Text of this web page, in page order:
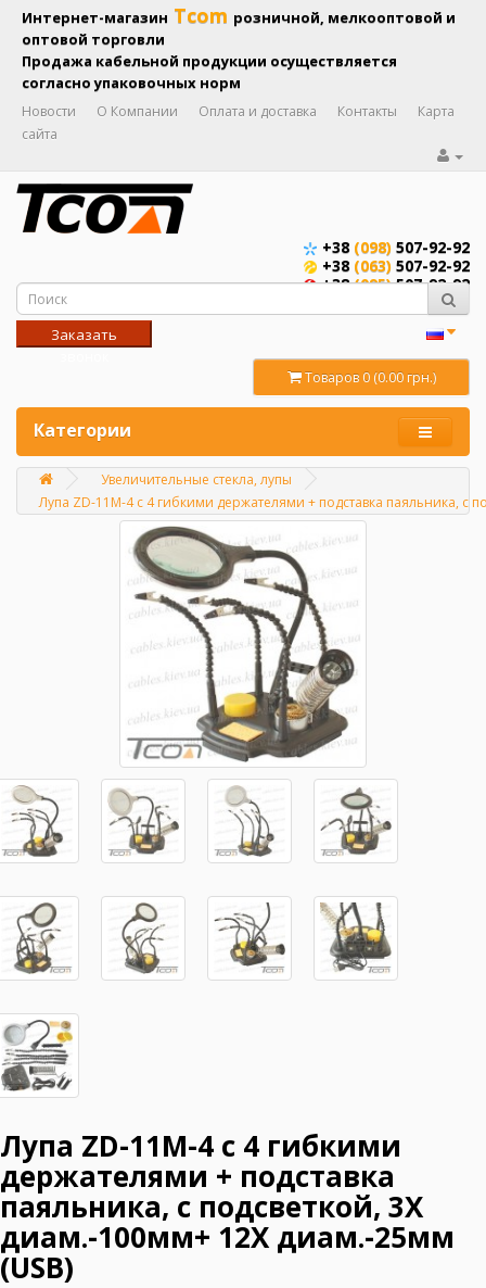
Интернет-магазин Tcom розничной, мелкооптовой и
оптовой торговли
Продажа кабельной продукции осуществляется
согласно упаковочных норм
Новости О Компании Оплата и доставка Контакты
Карта
сайта
+38 (098) 507-92-92
+38 (063) 507-92-92
+38(095)507-92-92
Заказать
Товаров 0 (0.00 грн.)
Категории
Главная
Увеличительные стекла, лупы
Лупа ZD-11M-4 с 4 гибкими держателями + подставка паяльника, с
Лупа ZD-11M-4 с 4 гибкими
держателями + подставка
паяльника, с подсветкой, 3X
диам.-100мм+ 12X диам.-25мм
(USB)